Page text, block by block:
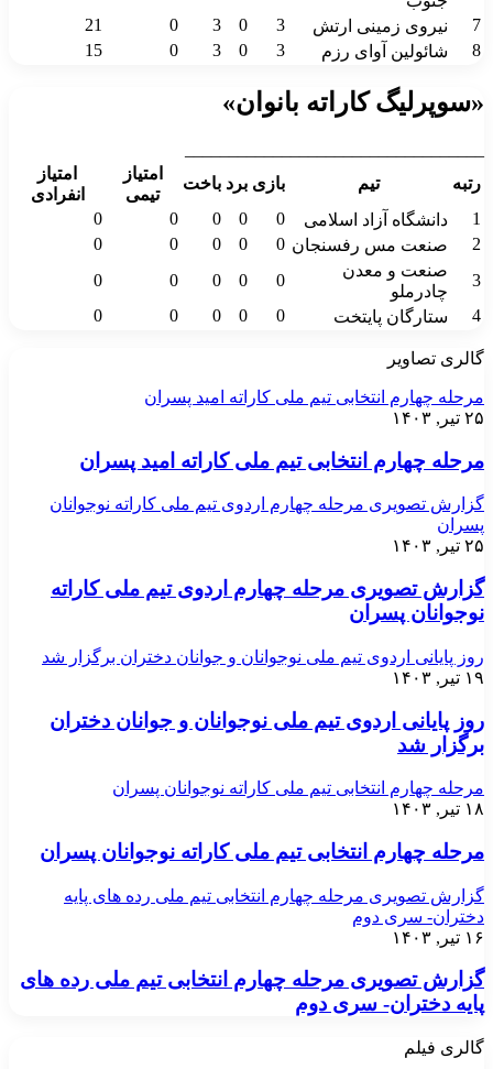
7
نیروی زمینی ارتش 3
0
3
0
21
8
شائولین آوای رزم 3
0
3
0
15
«سوپرلیگ کاراته بانوان»
رتبه
تیم بازی برد باخت
امتیاز
تیمی
امتیاز
انفرادی
1
دانشگاه آزاد اسلامی 0
0
0
0
0
2
صنعت مس رفسنجان 0
0
0
0
0
3
صنعت و معدن
چادرملو
0
0
0
0
0
4
ستارگان پایتخت 0
0
0
0
0
گالری تصاویر
مرحله چهارم انتخابی تیم ملی کاراته امید پسران
۲۵ تیر, ۱۴۰۳
مرحله چهارم انتخابی تیم ملی کاراته امید پسران
گزارش تصویری مرحله چهارم اردوی تیم ملی کاراته نوجوانان
پسران
۲۵ تیر, ۱۴۰۳
گزارش تصویری مرحله چهارم اردوی تیم ملی کاراته
نوجوانان پسران
روز پایانی اردوی تیم ملی نوجوانان و جوانان دختران برگزار شد
۱۹ تیر, ۱۴۰۳
روز پایانی اردوی تیم ملی نوجوانان و جوانان دختران
برگزار شد
مرحله چهارم انتخابی تیم ملی کاراته نوجوانان پسران
۱۸ تیر, ۱۴۰۳
مرحله چهارم انتخابی تیم ملی کاراته نوجوانان پسران
گزارش تصویری مرحله چهارم انتخابی تیم ملی رده های پایه
دختران- سری دوم
۱۶ تیر, ۱۴۰۳
گزارش تصویری مرحله چهارم انتخابی تیم ملی رده های
پایه دختران- سری دوم
گالری فیلم